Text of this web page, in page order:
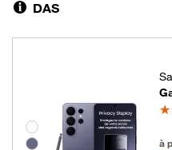
DAS
Groupe de couleurs
à